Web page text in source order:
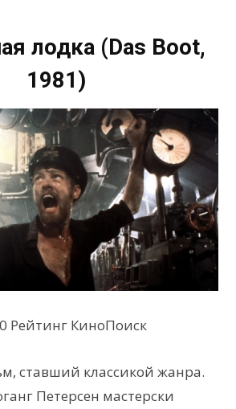
лодка (Das Boot,
1981)
Рейтинг КиноПоиск
ставший классикой жанра.
Петерсен мастерски